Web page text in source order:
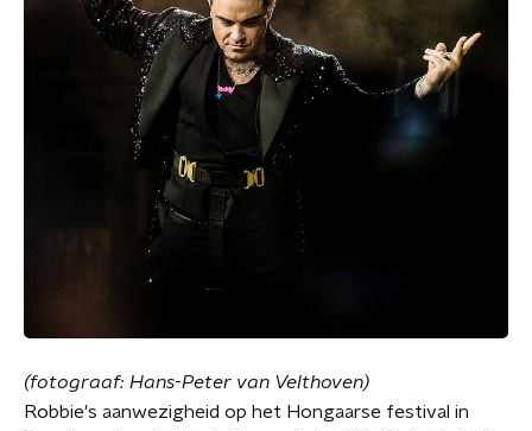
(fotograaf: Hans-Peter van Velthoven)
Robbie's aanwezigheid op het Hongaarse festival in